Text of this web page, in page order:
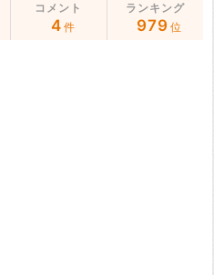
コメント
4 件
ランキング
979 位